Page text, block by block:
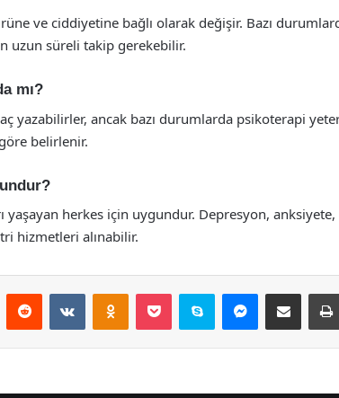
ve ciddiyetine bağlı olarak değişir. Bazı
uzun süreli takip gerekebilir.
mı?
yazabilirler, ancak bazı durumlarda psikoterapi
belirlenir.
yaşayan herkes için uygundur. Depresyon,
hizmetleri alınabilir.
Reddit VKontakteOdnoklassniki
Pocket Skype Messenger
E-Posta ile paylaş